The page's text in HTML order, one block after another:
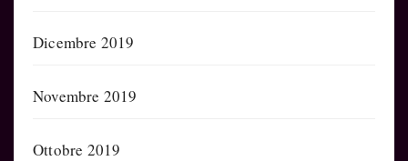
Dicembre 2019
Novembre 2019
Ottobre 2019